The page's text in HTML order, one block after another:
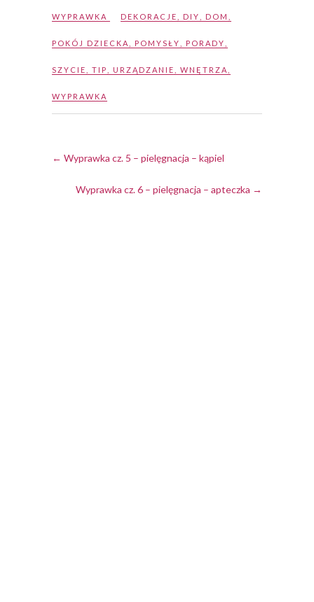
WYPRAWKA DEKORACJE DIY DOM
POKÓJ DZIECKA POMYSŁY PORADY
SZYCIE TIP URZĄDZANIE WNĘTRZA
WYPRAWKA
← Wyprawka cz. 5 – pielęgnacja – kąpiel
Wyprawka cz. 6 – pielęgnacja – apteczka →